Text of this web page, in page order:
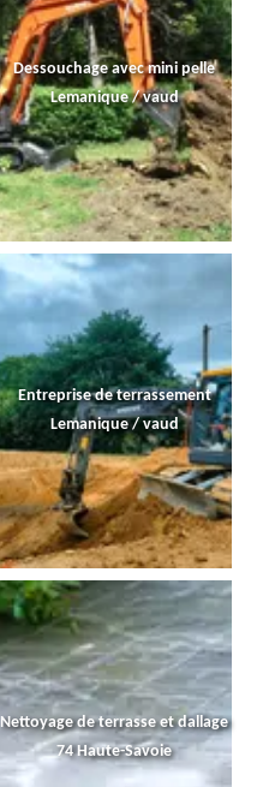
Dessouchage avec mini pelle
Lemanique / vaud
Entreprise de terrassement
Lemanique / vaud
Nettoyage de terrasse et dallage
74 Haute-Savoie